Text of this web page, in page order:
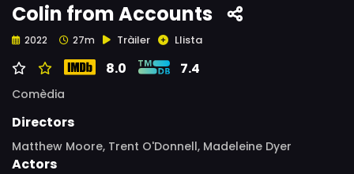
Colin from Accounts
2022 27m Tràiler Llista
8.0 7.4
Comèdia
Directors
Matthew Moore, Trent O'Donnell, Madeleine Dyer
Actors